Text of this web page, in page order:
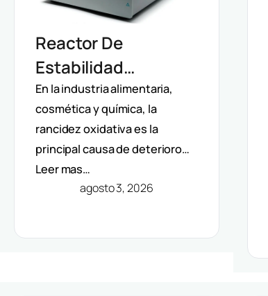
Reactor De
Estabilidad
Oxidativa OXITEST
VELP: Análisis
Directo De Vida Útil
Sin Extracción De
Grasa
En la industria alimentaria,
cosmética y química, la
rancidez oxidativa es la
principal causa de deterioro…
Leer mas…
agosto 3, 2026